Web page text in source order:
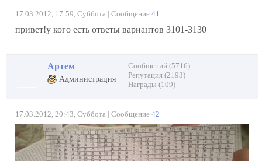
17.03.2012, 17:59, Суббота | Сообщение 41
привет!у кого есть ответы вариантов 3101-3130
Артем
Администрация
Сообщений (5716)
Репутация (2193)
Награды (109)
17.03.2012, 20:43, Суббота | Сообщение 42